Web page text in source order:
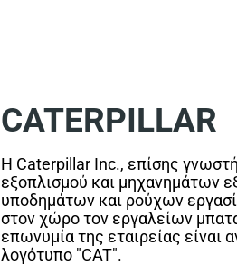
CATERPILLAR
Η Caterpillar Inc., επίσης
εξοπλισμού και μηχανημάτων
υποδημάτων και ρούχων
στον χώρο τον εργαλείων
επωνυμία της εταιρείας είναι
λογότυπο "CAT".